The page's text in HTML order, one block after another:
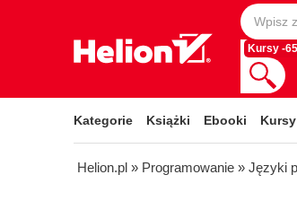
Kursy -
Kategorie Książki Ebooki
Helion.pl » Programowanie » Języki